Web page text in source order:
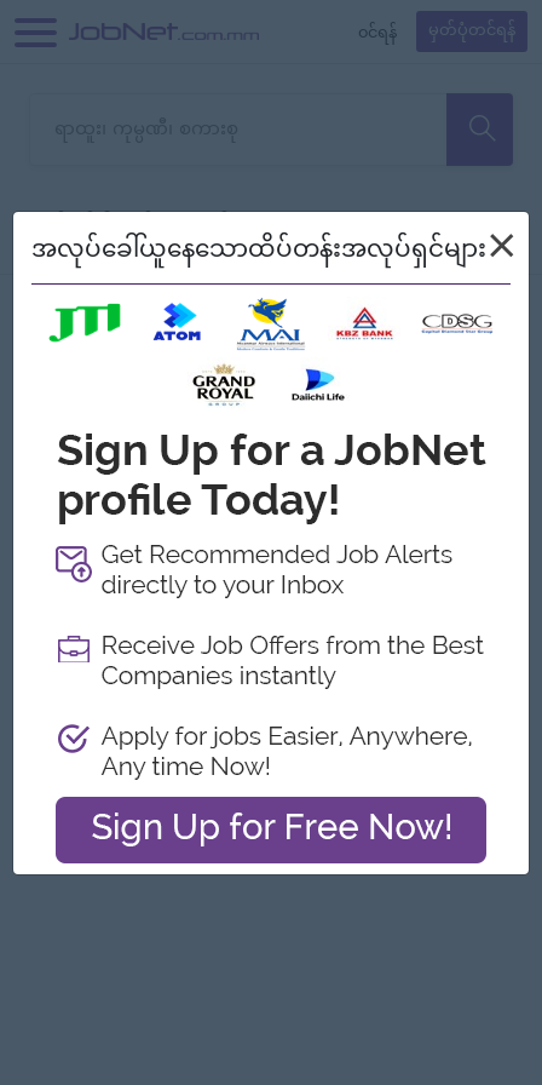
၀င်ရန် မှတ်ပုံတင်ရန်
သော အလုပ်မရှိသေးပါ။
စစ်ရန် စဉ်၍ကြည့်မည်
Myanmar
အလုပ်ခေါ်ယူနေသောထိပ်တန်းအလုပ်ရှင်များ×